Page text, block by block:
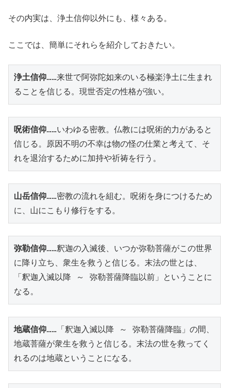
その内実は、浄土信仰以外にも、様々ある。
ここでは、簡単にそれらを紹介しておきたい。
浄土信仰……来世で阿弥陀如来のいる極楽浄土に生まれ
ることを信じる。現世否定の性格が強い。
呪術信仰……いわゆる密教。仏教には呪術的力があると
信じる。原因不明の不幸は物の怪の仕業と考えて、そ
れを退治するために加持や祈祷を行う。
山岳信仰……密教の流れを組む。呪術を身につけるため
に、山にこもり修行をする。
弥勒信仰……釈迦の入滅後、いつか弥勒菩薩がこの世界
に降り立ち、衆生を救うと信じる。末法の世とは、
「釈迦入滅以降 ～ 弥勒菩薩降臨以前」ということに
なる。
地蔵信仰……「釈迦入滅以降 ～ 弥勒菩薩降臨」の間、
地蔵菩薩が衆生を救うと信じる。末法の世を救ってく
れるのは地蔵ということになる。